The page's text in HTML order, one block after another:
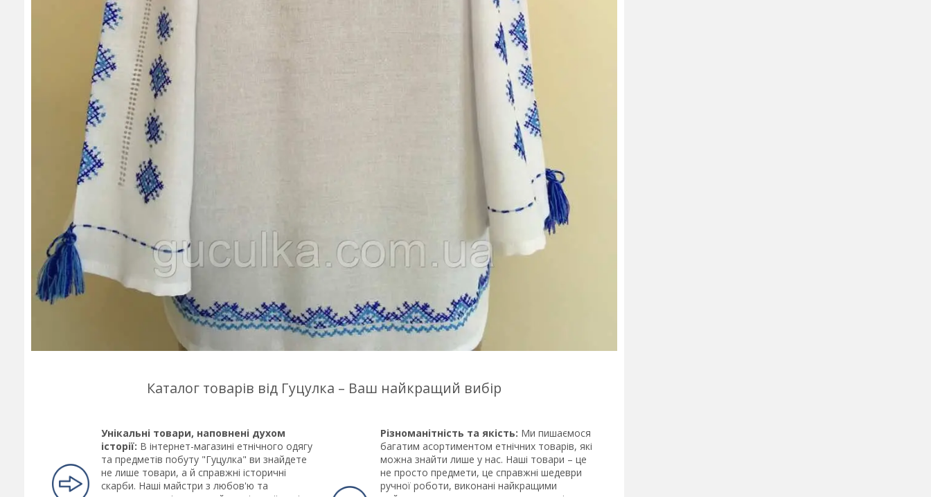
Каталог товарів від Гуцулка – Ваш найкращий вибір
Унікальні товари, наповнені духом
історії: В інтернет-магазині етнічного одягу
та предметів побуту "Гуцулка" ви знайдете
не лише товари, а й справжні історичні
скарби. Наші майстри з любов'ю та
Різноманітність та якість: Ми пишаємося
багатим асортиментом етнічних товарів, які
можна знайти лише у нас. Наші товари – це
не просто предмети, це справжні шедеври
ручної роботи, виконані найкращими